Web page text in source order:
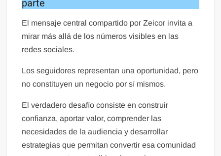
parte
El mensaje central compartido por Zeicor invita a
mirar más allá de los números visibles en las
redes sociales.
Los seguidores representan una oportunidad, pero
no constituyen un negocio por sí mismos.
El verdadero desafío consiste en construir
confianza, aportar valor, comprender las
necesidades de la audiencia y desarrollar
estrategias que permitan convertir esa comunidad